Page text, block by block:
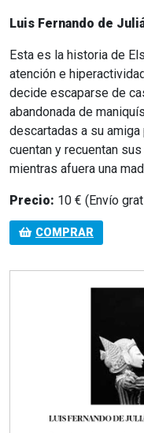
Luis Fernando de
Esta es la historia de
atención e
decide escaparse de
abandonada de
descartadas a su amiga
cuentan y recuentan
mientras afuera una
Precio: 10 € (Envío
COMPRAR